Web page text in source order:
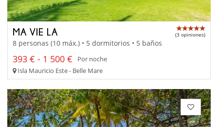
MA VIE LA (3 opiniones)
8 personas (10 máx.) • 5 dormitorios • 5 baños
393 € - 1 500 €
Por noche
Isla Mauricio Este - Belle Mare